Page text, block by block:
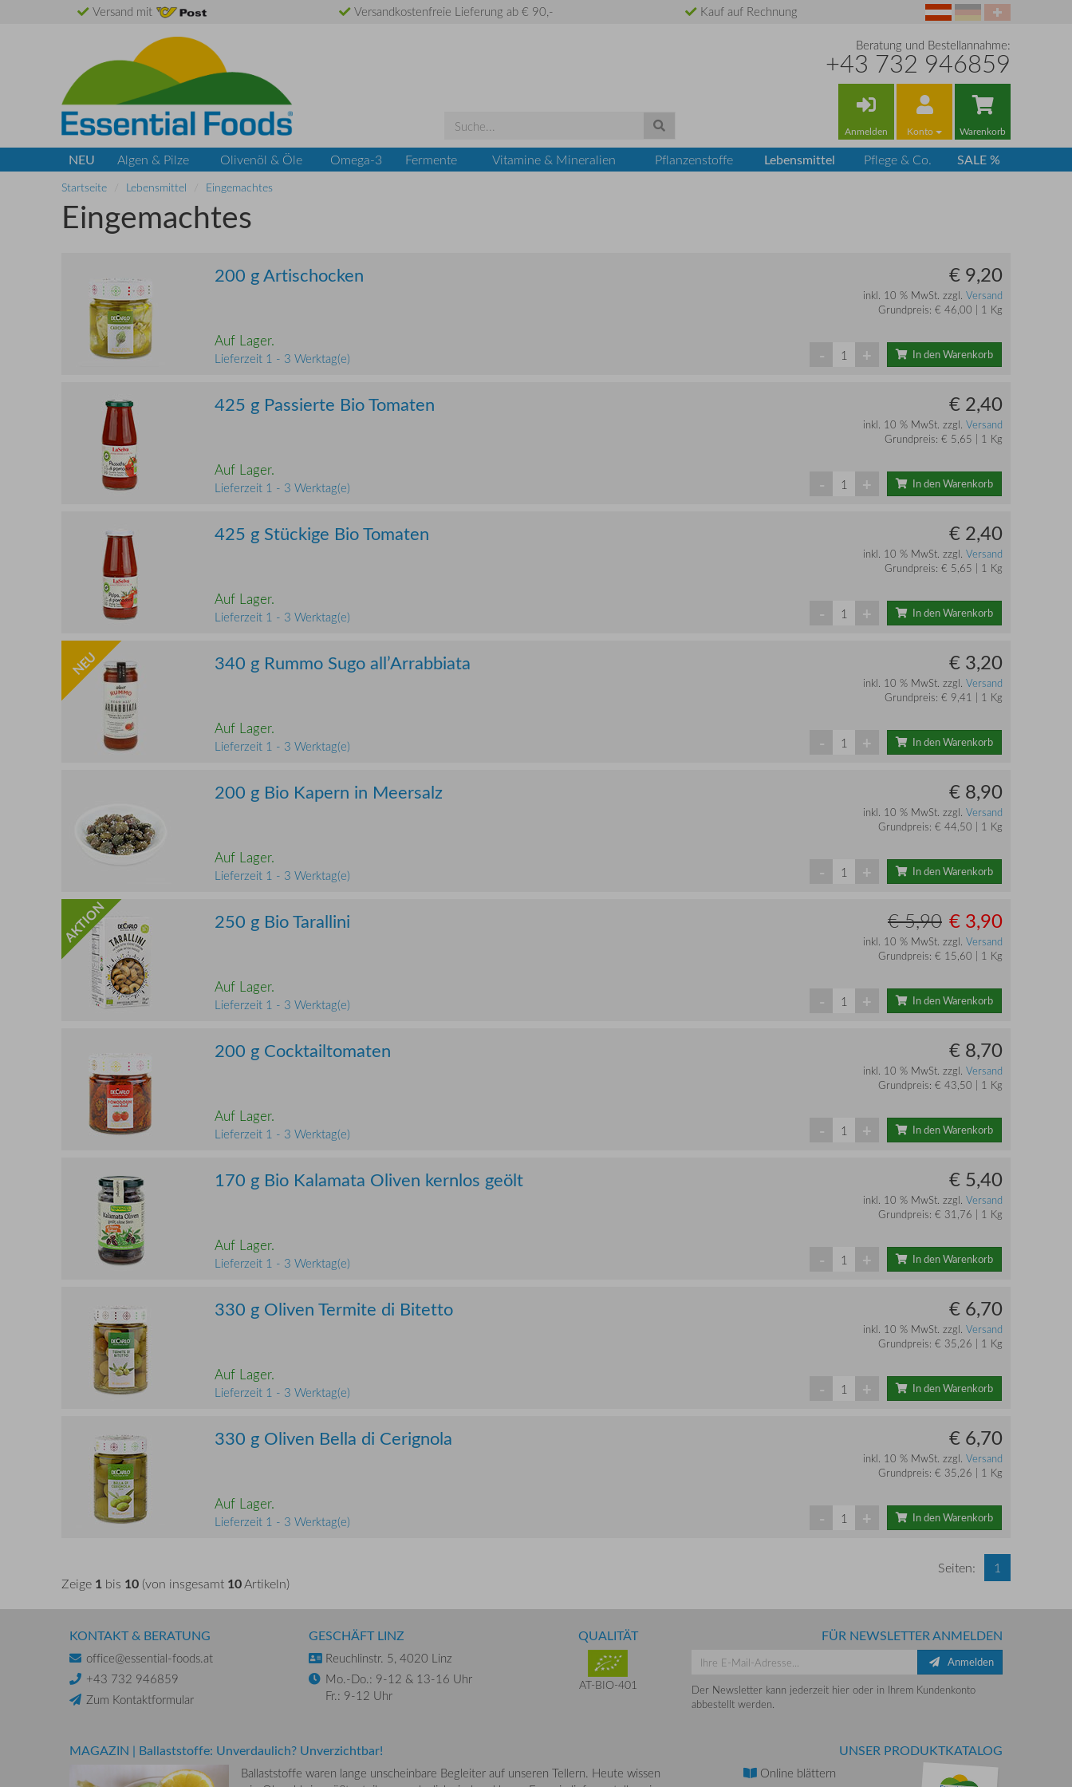
Versand mit Versandkostenfreie Lieferung ab € 90,- Kauf auf Rechnung
Beratung und Bestellannahme:
+43 732 946859
Anmelden Konto Warenkorb
NEU Algen & Pilze Olivenöl & Öle Omega-3 Fermente Vitamine & Mineralien Pflanzenstoffe Lebensmittel Pflege & Co. SALE %
Startseite Lebensmittel Eingemachtes
Eingemachtes
200 g Artischocken € 9,20
inkl. 10 % MwSt. zzgl. Versand
Grundpreis: € 46,00 | 1 Kg
Auf Lager.
Lieferzeit 1 - 3 Werktag(e) In den Warenkorb
- +
425 g Passierte Bio Tomaten € 2,40
inkl. 10 % MwSt. zzgl. Versand
Grundpreis: € 5,65 | 1 Kg
Auf Lager.
Lieferzeit 1 - 3 Werktag(e) In den Warenkorb
- +
425 g Stückige Bio Tomaten € 2,40
inkl. 10 % MwSt. zzgl. Versand
Grundpreis: € 5,65 | 1 Kg
Auf Lager.
Lieferzeit 1 - 3 Werktag(e) In den Warenkorb
- +
NEU 340 g Rummo Sugo all’Arrabbiata € 3,20
inkl. 10 % MwSt. zzgl. Versand
Grundpreis: € 9,41 | 1 Kg
Auf Lager.
Lieferzeit 1 - 3 Werktag(e) In den Warenkorb
- +
200 g Bio Kapern in Meersalz € 8,90
inkl. 10 % MwSt. zzgl. Versand
Grundpreis: € 44,50 | 1 Kg
Auf Lager.
Lieferzeit 1 - 3 Werktag(e) In den Warenkorb
- +
AKTION 250 g Bio Tarallini € 5,90 € 3,90
inkl. 10 % MwSt. zzgl. Versand
Grundpreis: € 15,60 | 1 Kg
Auf Lager.
Lieferzeit 1 - 3 Werktag(e) In den Warenkorb
- +
200 g Cocktailtomaten € 8,70
inkl. 10 % MwSt. zzgl. Versand
Grundpreis: € 43,50 | 1 Kg
Auf Lager.
Lieferzeit 1 - 3 Werktag(e) In den Warenkorb
- +
170 g Bio Kalamata Oliven kernlos geölt € 5,40
inkl. 10 % MwSt. zzgl. Versand
Grundpreis: € 31,76 | 1 Kg
Auf Lager.
Lieferzeit 1 - 3 Werktag(e) In den Warenkorb
- +
330 g Oliven Termite di Bitetto € 6,70
inkl. 10 % MwSt. zzgl. Versand
Grundpreis: € 35,26 | 1 Kg
Auf Lager.
Lieferzeit 1 - 3 Werktag(e) In den Warenkorb
- +
330 g Oliven Bella di Cerignola € 6,70
inkl. 10 % MwSt. zzgl. Versand
Grundpreis: € 35,26 | 1 Kg
Auf Lager.
Lieferzeit 1 - 3 Werktag(e) In den Warenkorb
- +
Zeige 1 bis 10 (von insgesamt 10Artikeln)
Seiten: 1
KONTAKT & BERATUNG
office@essential-foods.at
+43 732 946859
Zum Kontaktformular
GESCHÄFT LINZ
Reuchlinstr. 5, 4020 Linz
Mo.-Do.: 9-12 & 13-16 Uhr
Fr.: 9-12 Uhr
QUALITÄT
AT-BIO-401
FÜR NEWSLETTER ANMELDEN
Anmelden
Der Newsletter kann jederzeit hier oder in Ihrem Kundenkonto
abbestellt werden.
MAGAZIN | Ballaststoffe: Unverdaulich? Unverzichtbar!
Ballaststoffe waren lange unscheinbare Begleiter auf unseren Tellern. Heute wissen
UNSER PRODUKTKATALOG
Online blättern